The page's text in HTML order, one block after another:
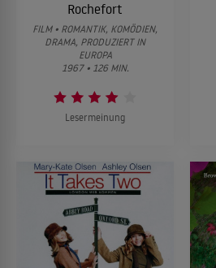
Rochefort
FILM • ROMANTIK, KOMÖDIEN,
DRAMA, PRODUZIERT IN
EUROPA
1967 • 126 MIN.
Lesermeinung